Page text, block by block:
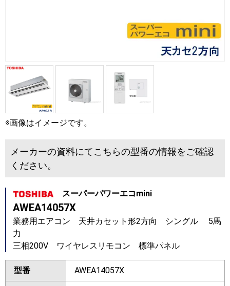
※画像はイメージです。
メーカーの資料にてこちらの型番の情報をご確認
ください。
スーパーパワーエコmini
AWEA14057X
業務用エアコン 天井カセット形2方向 シングル 5馬
力
三相200V ワイヤレスリモコン 標準パネル
型番 AWEA14057X